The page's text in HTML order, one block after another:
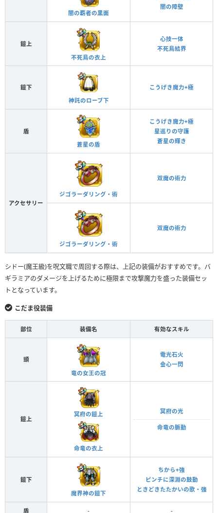
闇の覇者の黒面
闇の障壁
鎧上
不死鳥の衣上
心技一体
不死鳥結界
鎧下
神託のローブ下
こうげき魔力+極
盾
蒼星の盾
こうげき魔力+極
星巡りの守護
蒼星の輝き
アクセサリー
ジゴラーダリング・術
双魔の術力
ジゴラーダリング・術
双魔の術力
シドー(魔王級)を呪文職で周回する際は、上記の装備がおすすめです。バ
ギラミアのダメージを上げるために極限まで攻撃魔力を盛った装備セッ
トとなっています。
こだま役装備
部位 装備名 有効なスキル
頭
竜の女王の冠
電光石火
会心一閃
鎧上
冥府の鎧上
命竜の衣上
冥府の光
命竜の脈動
鎧下
魔界神の鎧下
ちから+強
ピンチに深淵の鼓動
ときどきたたかいの歌・強
盾 - -